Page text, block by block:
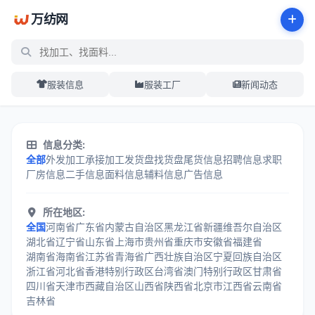
万纺网
服装信息 服装工厂 新闻动态
信息分类:
全部外发加工承接加工发货盘找货盘尾货信息招聘信息求职
厂房信息 二手信息面料信息辅料信息广告信息
所在地区:
全国河南省广东省内蒙古自治区黑龙江省新疆维吾尔自治区
湖北省辽宁省山东省 上海市贵州省重庆市安徽省福建省
湖南省海南省江苏省青海省广西壮族自治区宁夏回族自治区
浙江省河北省香港特别行政区台湾省澳门特别行政区甘肃省
四川省天津市西藏自治区山西省陕西省北京市江西省云南省
吉林省